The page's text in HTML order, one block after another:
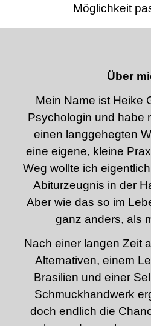
Möglichkeit
Über
Mein Name ist Heike
Psychologin und habe
einen langgehegten
eine eigene, kleine
Weg wollte ich
Abiturzeugnis in der
Aber wie das so im
ganz anders, als
Nach einer langen Zeit
Alternativen, einem
Brasilien und einer
Schmuckhandwerk
doch endlich die